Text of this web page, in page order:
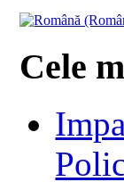
Cele